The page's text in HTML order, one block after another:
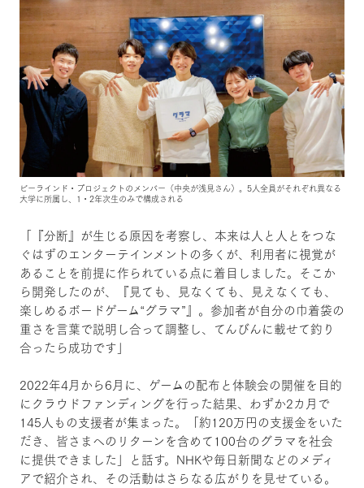
ビーラインド・プロジェクトのメンバー（中央が浅見さん）。5人全員がそれぞれ異なる
大学に所属し、1・2年次生のみで構成される
「『分断』が生じる原因を考察し、本来は人と人とをつな
ぐはずのエンターテインメントの多くが、利用者に視覚が
あることを前提に作られている点に着目しました。そこか
ら開発したのが、『見ても、見なくても、見えなくても、
楽しめるボードゲーム“グラマ”』。参加者が自分の巾着袋の
重さを言葉で説明し合って調整し、てんびんに載せて釣り
合ったら成功です」
2022年4月から6月に、ゲームの配布と体験会の開催を目的
にクラウドファンディングを行った結果、わずか2カ月で
145人もの支援者が集まった。「約120万円の支援金をいた
だき、皆さまへのリターンを含めて100台のグラマを社会
に提供できました」と話す。NHKや毎日新聞などのメディ
アで紹介され、その活動はさらなる広がりを見せている。